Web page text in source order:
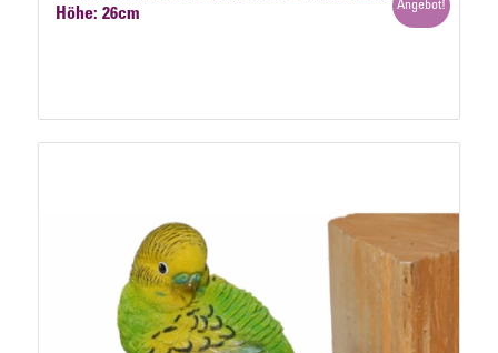
Höhe: 26cm
Angebot!